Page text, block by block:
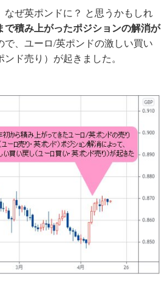
ぜ英ポンドに？ と思うかもしれ
で積み上がったポジションの解消が
で、ユーロ/英ポンドの激しい買い
ド売り）が起きました。